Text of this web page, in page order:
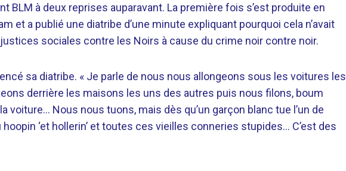
BLM à deux reprises auparavant. La première fois s’est produite en
et a publié une diatribe d’une minute expliquant pourquoi cela n’avait
sociales contre les Noirs à cause du crime noir contre noir.
sa diatribe. « Je parle de nous nous allongeons sous les voitures les
derrière les maisons les uns des autres puis nous filons, boum
voiture… Nous nous tuons, mais dès qu’un garçon blanc tue l’un de
‘et hollerin’ et toutes ces vieilles conneries stupides… C’est des